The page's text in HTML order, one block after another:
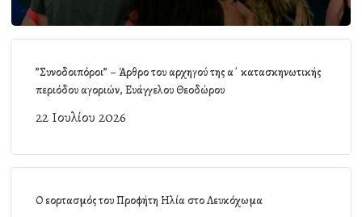
”Συνοδοιπόροι” – Άρθρο του αρχηγού της α΄ κατασκηνωτικής
περιόδου αγοριών, Ευάγγελου Θεοδώρου
22 Ιουλίου 2026
Ο εορτασμός του Προφήτη Ηλία στο Λευκόχωμα